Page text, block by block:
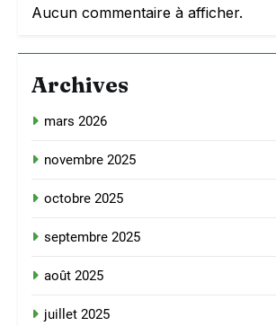
Aucun commentaire à afficher.
Archives
mars 2026
novembre 2025
octobre 2025
septembre 2025
août 2025
juillet 2025